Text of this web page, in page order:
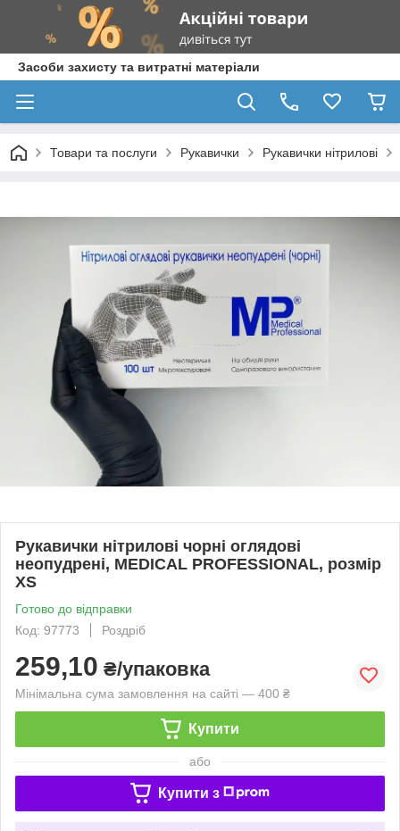
Засоби захисту та витратні матеріали
Товари та послуги Рукавички Рукавички нітрилові
Рукавички нітрилові чорні оглядові
неопудрені, MEDICAL PROFESSIONAL, розмір
XS
Готово до відправки
Код: 97773
Роздріб
259,10 ₴/упаковка
Мінімальна сума замовлення на сайті — 400 ₴
Купити
або
Купити з